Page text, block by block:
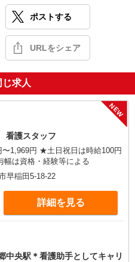
ポストする
URLをシェア
求人
NEW
看護スタッフ
日祝日は時給100円
は資格・経験等による
早稲田5-18-22
詳細を見る
央駅＊看護助手としてキャリ